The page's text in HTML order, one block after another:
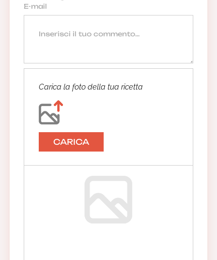
Carica la foto della tua ricetta
CARICA